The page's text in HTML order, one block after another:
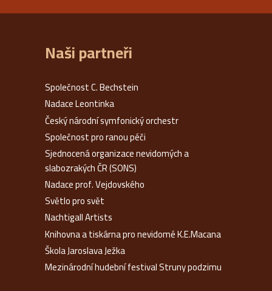
Naši partneři
Společnost C. Bechstein
Nadace Leontinka
Český národní symfonický orchestr
Společnost pro ranou péči
Sjednocená organizace nevidomých a
slabozrakých ČR (SONS)
Nadace prof. Vejdovského
Světlo pro svět
Nachtigall Artists
Knihovna a tiskárna pro nevidomé K.E.Macana
Škola Jaroslava Ježka
Mezinárodní hudební festival Struny podzimu